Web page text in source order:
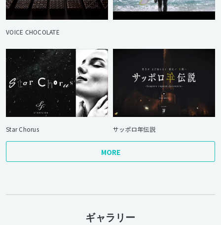
VOICE CHOCOLATE
Star Chorus サッポロ年伝説
MORE
ギャラリー